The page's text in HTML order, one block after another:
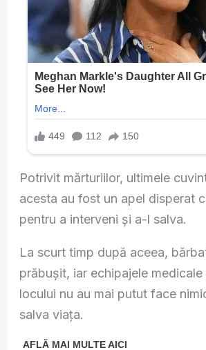
Potrivit mărturiilor, ultimele
acesta au fost un apel disperat
pentru a interveni și a-l salva.
La scurt timp după aceea,
prăbușit, iar echipajele
locului nu au mai putut face
salva viața.